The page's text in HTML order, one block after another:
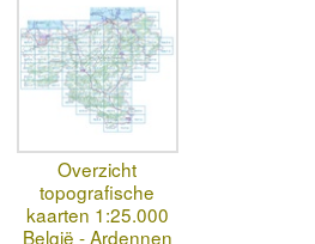
Overzicht
topografische
kaarten 1:25.000
België - Ardennen